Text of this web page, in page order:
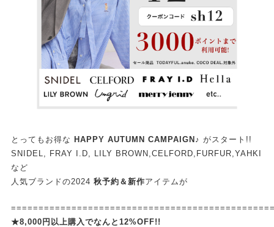
とってもお得な HAPPY AUTUMN CAMPAIGN♪ がスタート!!
SNIDEL, FRAY I.D, LILY BROWN,CELFORD,FURFUR,YAHKI
など
人気ブランドの2024 秋予約＆新作アイテムが
★8,000円以上購入でなんと12%OFF!!